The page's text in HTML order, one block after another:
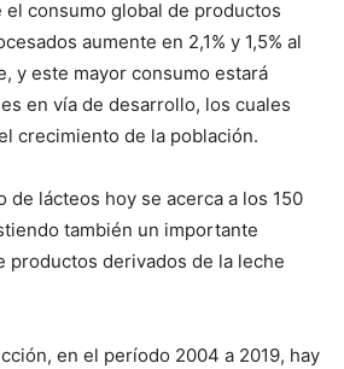
el consumo global de productos
aumente en 2,1% y 1,5% al
y este mayor consumo estará
en vía de desarrollo, los cuales
crecimiento de la población.
de lácteos hoy se acerca a los 150
también un importante
productos derivados de la leche
en el período 2004 a 2019, hay